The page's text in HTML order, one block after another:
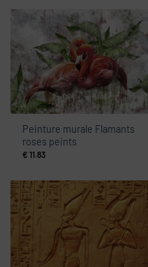
Peinture murale Flamants
roses peints
€ 11.83